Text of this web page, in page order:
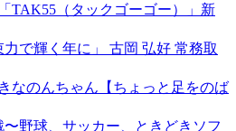
TAK55（タックゴーゴー）」新
力で輝く年に」 古岡 弘好 常務取
なのんちゃん【ちょっと足をのば
野球、サッカー、ときどきソフ